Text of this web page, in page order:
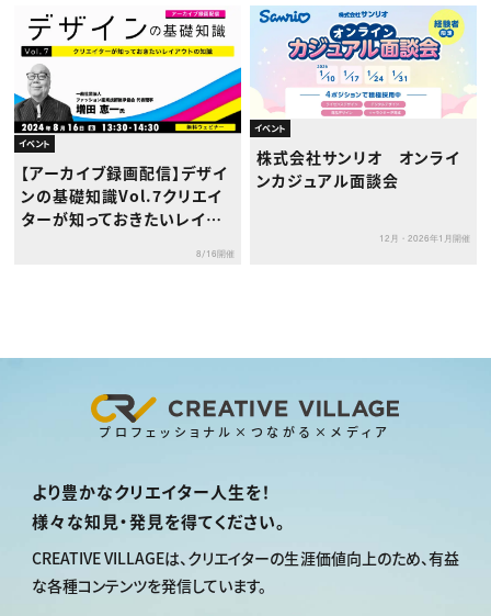
イベント
【アーカイブ録画配信】デザイ
ンの基礎知識Vol.7クリエイ
ターが知っておきたいレイア
8/16開催
イベント
株式会社サンリオ オンライ
ンカジュアル面談会
12月・2026年1月開催
プロフェッショナル×つながる×メディア
より豊かなクリエイター人生を！
様々な知見・発見を得てください。
CREATIVE VILLAGEは、 クリエイターの生涯価値向上のため、有益
な各種コンテンツを発信しています。